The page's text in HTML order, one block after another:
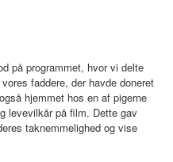
på programmet, hvor vi delte
faddere, der havde doneret
hjemmet hos en af pigerne
levevilkår på film. Dette gav
taknemmelighed og vise